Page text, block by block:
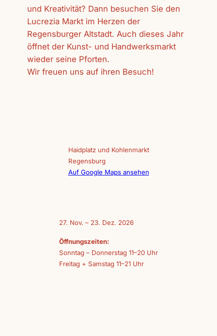
und Kreativität? Dann besuchen Sie den
Lucrezia Markt im Herzen der
Regensburger Altstadt. Auch dieses Jahr
öffnet der Kunst- und Handwerksmarkt
wieder seine Pforten.
Wir freuen uns auf ihren Besuch!
Haidplatz und Kohlenmarkt
Regensburg
Auf Google Maps ansehen
27. Nov. – 23. Dez. 2026
Öffnungszeiten:
Sonntag – Donnerstag 11–20 Uhr
Freitag + Samstag 11–21 Uhr